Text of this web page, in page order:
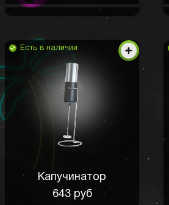
Есть в наличии
Капучинатор
643 руб